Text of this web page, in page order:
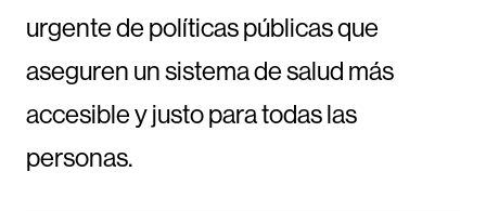
urgente de políticas públicas que
aseguren un sistema de salud más
accesible y justo para todas las
personas.